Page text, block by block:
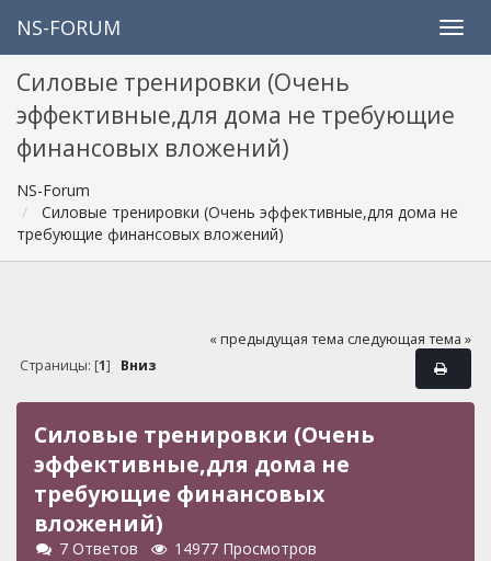
NS-FORUM
Силовые тренировки (Очень
эффективные,для дома не требующие
финансовых вложений)
NS-Forum
Силовые тренировки (Очень эффективные,для дома не
требующие финансовых вложений)
« предыдущая тема следующая тема »
Страницы: [1] Вниз
Силовые тренировки (Очень
эффективные,для дома не
требующие финансовых
вложений)
7 Ответов 14977 Просмотров